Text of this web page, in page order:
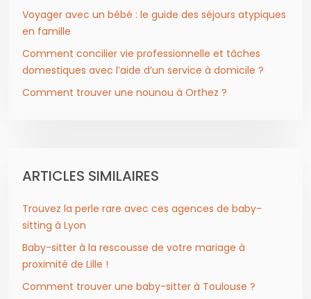
Voyager avec un bébé : le guide des séjours atypiques
en famille
Comment concilier vie professionnelle et tâches
domestiques avec l’aide d’un service à domicile ?
Comment trouver une nounou à Orthez ?
ARTICLES SIMILAIRES
Trouvez la perle rare avec ces agences de baby-
sitting à Lyon
Baby-sitter à la rescousse de votre mariage à
proximité de Lille !
Comment trouver une baby-sitter à Toulouse ?